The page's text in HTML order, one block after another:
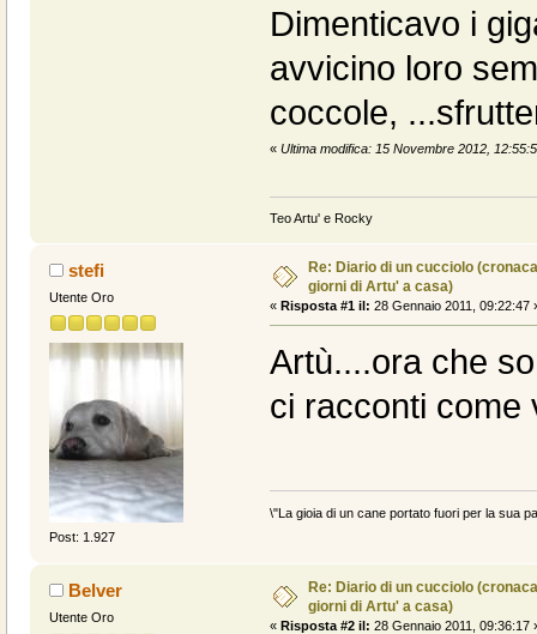
Dimenticavo i
avvicino loro
coccole,
« Ultima modifica: 15 Novembre 2012,
Teo Artu' e Rocky
stefi
Utente Oro
Post: 1.927
Re: Diario di un cucciolo
giorni di Artu' a casa)
« Risposta #1 il: 28 Gennaio 2011, 09:22:47
Artù....ora che
ci racconti
\"La gioia di un cane portato fuori per la sua
Belver
Utente Oro
Re: Diario di un cucciolo
giorni di Artu' a casa)
« Risposta #2 il: 28 Gennaio 2011, 09:36:17